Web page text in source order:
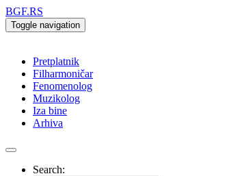
BGF.RS
Toggle navigation
Pretplatnik
Filharmoničar
Fenomenolog
Muzikolog
Iza bine
Arhiva
Search: